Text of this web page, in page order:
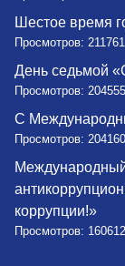
Шестое время
Просмотров: 211761
День седьмой
Просмотров: 204555
С
Просмотров: 204160
коррупции!»
Просмотров: 160612